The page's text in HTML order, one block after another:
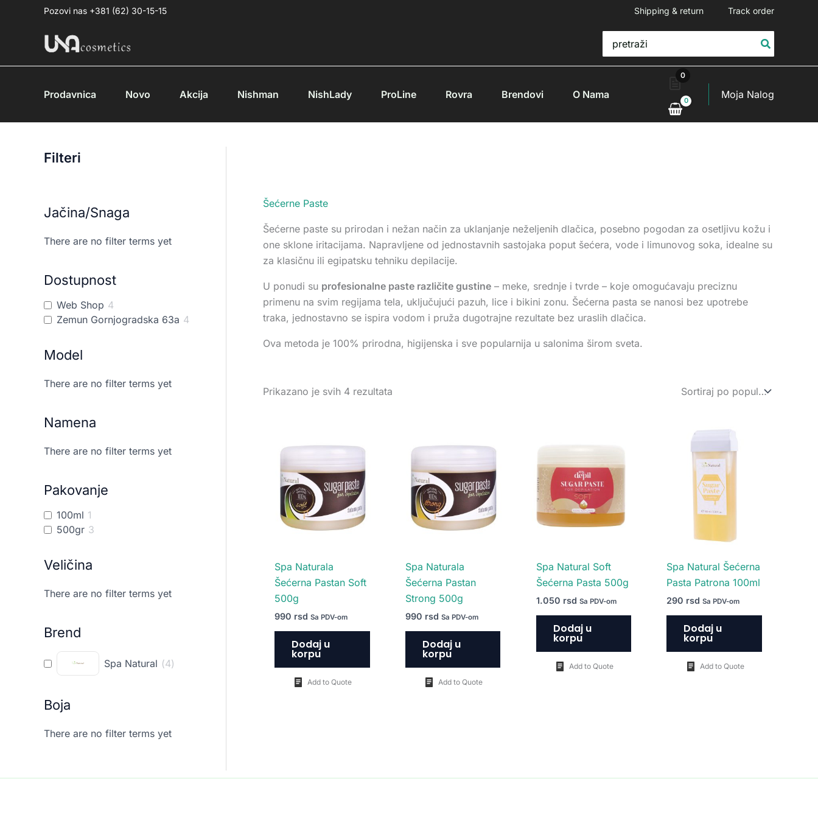
Pozovi nas +381 (62) 30-15-15 Shipping & return Track order
for:
Prodavnica Novo Akcija Nishman NishLady ProLine Rovra Brendovi O Nama
0
Moja Nalog
Filteri
Jačina/Snaga
There are no filter terms yet
Dostupnost
Web Shop 4
Zemun Gornjogradska 63a 4
Model
There are no filter terms yet
Namena
There are no filter terms yet
Pakovanje
100ml 1
500gr 3
Veličina
There are no filter terms yet
Brend
Spa Natural (4)
Boja
There are no filter terms yet
Šećerne Paste
Šećerne paste su prirodan i nežan način za uklanjanje neželjenih dlačica, posebno pogodan za osetljivu kožu i
one sklone iritacijama. Napravljene od jednostavnih sastojaka poput šećera, vode i limunovog soka, idealne su
za klasičnu ili egipatsku tehniku depilacije.
U ponudi su profesionalne paste različite gustine – meke, srednje i tvrde – koje omogućavaju preciznu
primenu na svim regijama tela, uključujući pazuh, lice i bikini zonu. Šećerna pasta se nanosi bez upotrebe
traka, jednostavno se ispira vodom i pruža dugotrajne rezultate bez uraslih dlačica.
Ova metoda je 100% prirodna, higijenska i sve popularnija u salonima širom sveta.
Prikazano je svih 4 rezultata
Spa Naturala
Šećerna Pastan Soft
500g
990 rsd Sa PDV-om
Dodaj u
korpu
Add to Quote
Spa Naturala
Šećerna Pastan
Strong 500g
990 rsd Sa PDV-om
Dodaj u
korpu
Add to Quote
Spa Natural Soft
Šećerna Pasta 500g
1.050 rsd Sa PDV-om
Dodaj u
korpu
Add to Quote
Spa Natural Šećerna
Pasta Patrona 100ml
290 rsd Sa PDV-om
Dodaj u
korpu
Add to Quote